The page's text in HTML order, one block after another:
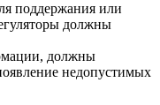
поддержания или
должны
должны
недопустимых